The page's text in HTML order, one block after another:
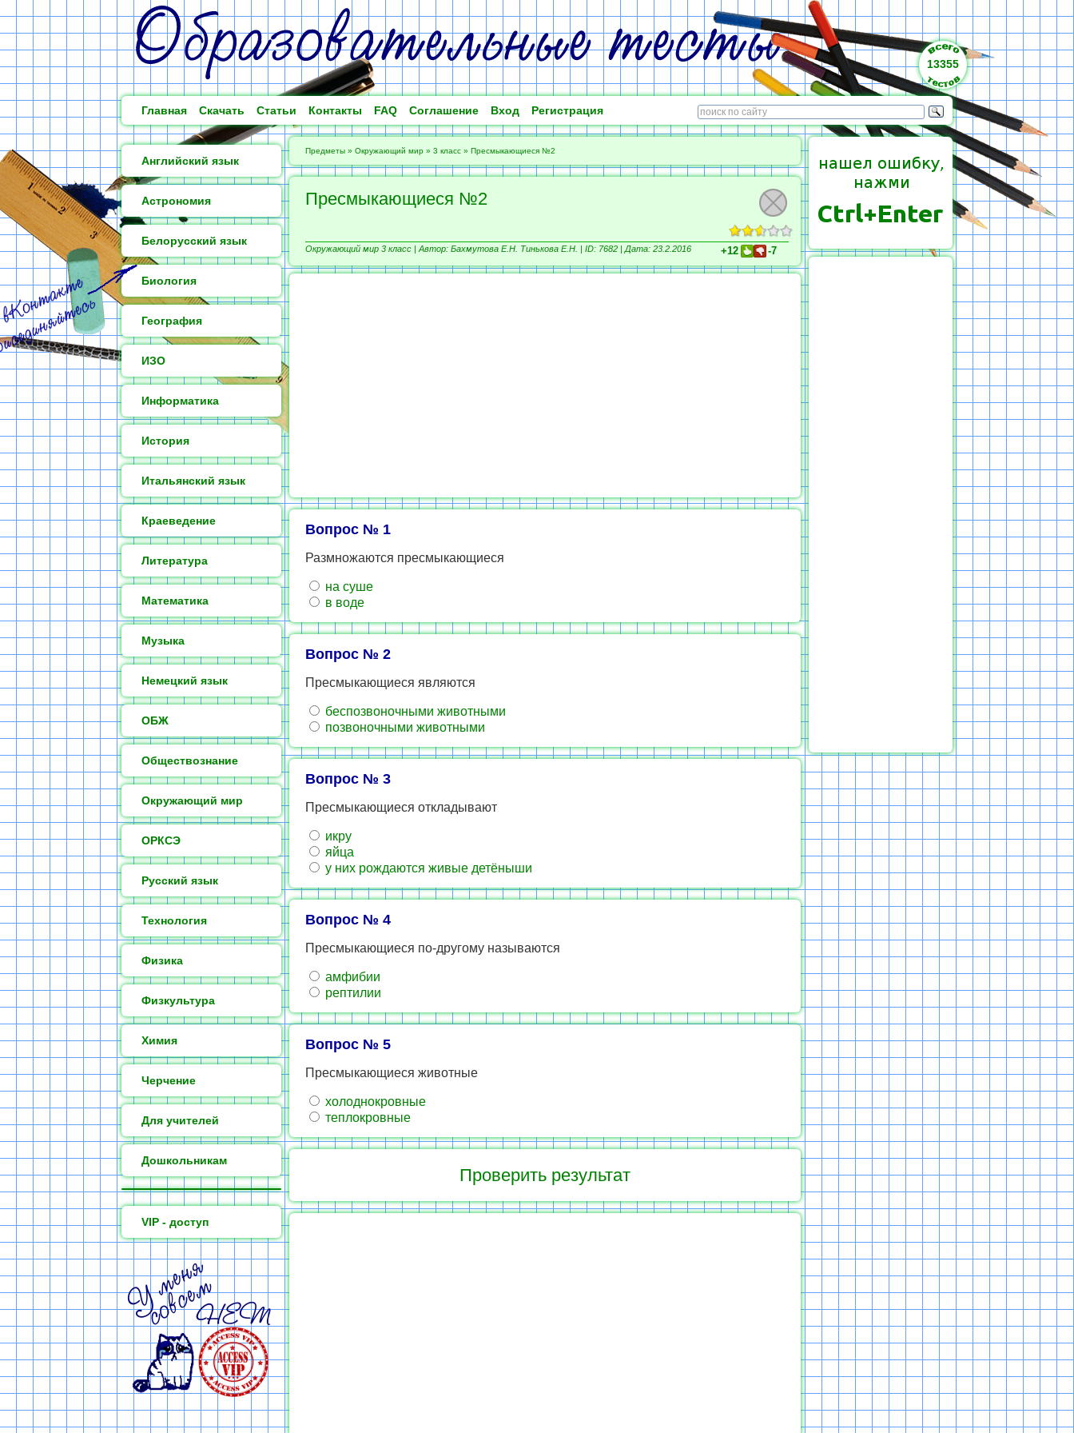
13355
Главная Скачать Статьи Контакты FAQ Соглашение Вход Регистрация
Английский язык
Астрономия
Белорусский язык
Биология
География
ИЗО
Информатика
История
Итальянский язык
Краеведение
Литература
Математика
Музыка
Немецкий язык
ОБЖ
Обществознание
Окружающий мир
ОРКСЭ
Русский язык
Технология
Физика
Физкультура
Химия
Черчение
Для учителей
Дошкольникам
VIP - доступ
Предметы » Окружающий мир » 3 класс » Пресмыкающиеся №2
Пресмыкающиеся №2
Окружающий мир 3 класс | Автор: Бахмутова Е.Н. Тинькова Е.Н. | ID: 7682 | Дата: 23.2.2016 +12 -7
Вопрос № 1
Размножаются пресмыкающиеся
на суше
в воде
Вопрос № 2
Пресмыкающиеся являются
беспозвоночными животными
позвоночными животными
Вопрос № 3
Пресмыкающиеся откладывают
икру
яйца
у них рождаются живые детёныши
Вопрос № 4
Пресмыкающиеся по-другому называются
амфибии
рептилии
Вопрос № 5
Пресмыкающиеся животные
холоднокровные
теплокровные